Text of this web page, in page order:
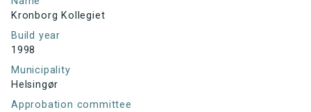
Kronborg Kollegiet
Build year
1998
Municipality
Helsingør
Approbation committee